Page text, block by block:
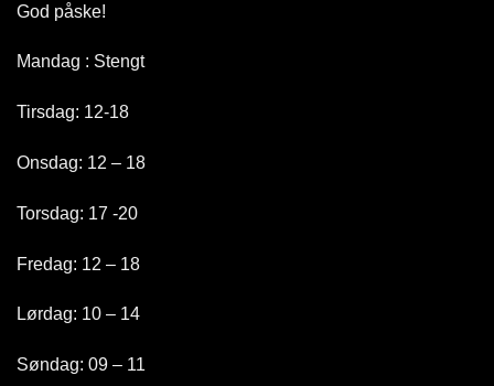
God påske!
Mandag : Stengt
Tirsdag: 12-18
Onsdag: 12 – 18
Torsdag: 17 -20
Fredag: 12 – 18
Lørdag: 10 – 14
Søndag: 09 – 11